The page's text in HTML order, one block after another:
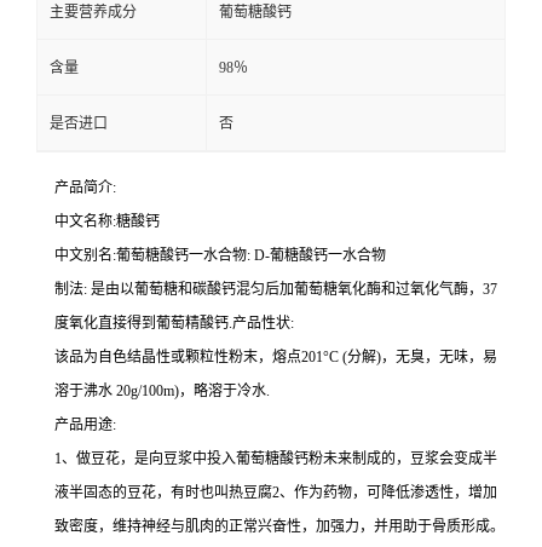
主要营养成分 葡萄糖酸钙
含量 98％
是否进口 否
产品简介:
中文名称:糖酸钙
中文别名:葡萄糖酸钙一水合物: D-葡糖酸钙一水合物
制法: 是由以葡萄糖和碳酸钙混匀后加葡萄糖氧化酶和过氧化气酶，37
度氧化直接得到葡萄精酸钙.产品性状:
该品为自色结晶性或颗粒性粉末，熔点201°C (分解)，无臭，无味，易
溶于沸水 20g/100m)，略溶于冷水.
产品用途:
1、做豆花，是向豆浆中投入葡萄糖酸钙粉未来制成的，豆浆会变成半
液半固态的豆花，有时也叫热豆腐2、作为药物，可降低渗透性，增加
致密度，维持神经与肌肉的正常兴奋性，加强力，并用助于骨质形成。